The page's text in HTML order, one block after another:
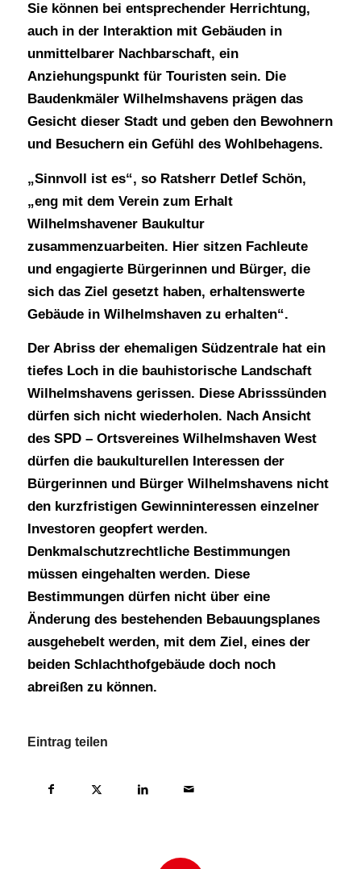
Sie können bei entsprechender Herrichtung,
auch in der Interaktion mit Gebäuden in
unmittelbarer Nachbarschaft, ein
Anziehungspunkt für Touristen sein. Die
Baudenkmäler Wilhelmshavens prägen das
Gesicht dieser Stadt und geben den Bewohnern
und Besuchern ein Gefühl des Wohlbehagens.
„Sinnvoll ist es“, so Ratsherr Detlef Schön,
„eng mit dem Verein zum Erhalt
Wilhelmshavener Baukultur
zusammenzuarbeiten. Hier sitzen Fachleute
und engagierte Bürgerinnen und Bürger, die
sich das Ziel gesetzt haben, erhaltenswerte
Gebäude in Wilhelmshaven zu erhalten“.
Der Abriss der ehemaligen Südzentrale hat ein
tiefes Loch in die bauhistorische Landschaft
Wilhelmshavens gerissen. Diese Abrisssünden
dürfen sich nicht wiederholen. Nach Ansicht
des SPD – Ortsvereines Wilhelmshaven West
dürfen die baukulturellen Interessen der
Bürgerinnen und Bürger Wilhelmshavens nicht
den kurzfristigen Gewinninteressen einzelner
Investoren geopfert werden.
Denkmalschutzrechtliche Bestimmungen
müssen eingehalten werden. Diese
Bestimmungen dürfen nicht über eine
Änderung des bestehenden Bebauungsplanes
ausgehebelt werden, mit dem Ziel, eines der
beiden Schlachthofgebäude doch noch
abreißen zu können.
Eintrag teilen